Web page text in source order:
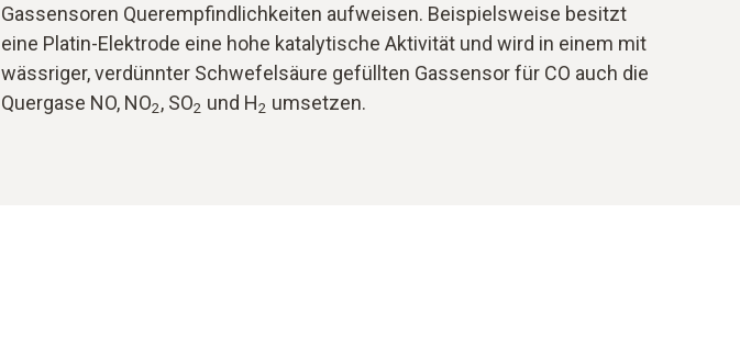
Gassensoren Querempfindlichkeiten aufweisen. Beispielsweise besitzt
eine Platin-Elektrode eine hohe katalytische Aktivität und wird in einem mit
wässriger, verdünnter Schwefelsäure gefüllten Gassensor für CO auch die
Quergase NO, NO2, SO2 und H2 umsetzen.